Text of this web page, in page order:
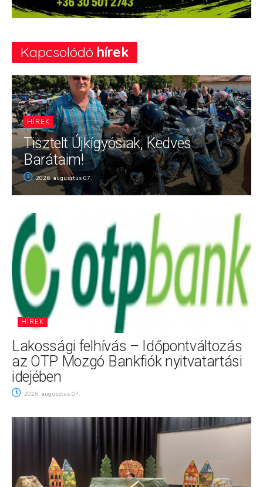
Kapcsolódó hírek
HÍREK
Tisztelt Újkígyósiak, Kedves
Barátaim!
2026. augusztus 07.
HÍREK
Lakossági felhívás – Időpontváltozás
az OTP Mozgó Bankfiók nyitvatartási
idejében
2026. augusztus 07.